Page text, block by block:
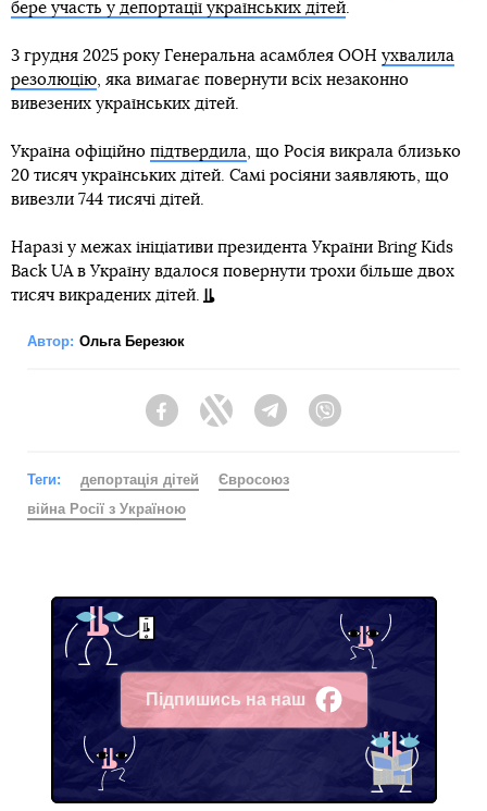
бере участь у депортації українських дітей.
3 грудня 2025 року Генеральна асамблея ООН ухвалила
резолюцію, яка вимагає повернути всіх незаконно
вивезених українських дітей.
Україна офіційно підтвердила, що Росія викрала близько
20 тисяч українських дітей. Самі росіяни заявляють, що
вивезли 744 тисячі дітей.
Наразі у межах ініціативи президента України Bring Kids
Back UA в Україну вдалося повернути трохи більше двох
тисяч викрадених дітей.
Автор: Ольга Березюк
FacebookTwitter Telegram
Теги: депортація дітей
Євросоюз
війна Росії з Україною
Підпишись на наш
Facebook